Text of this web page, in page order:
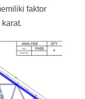
faktor